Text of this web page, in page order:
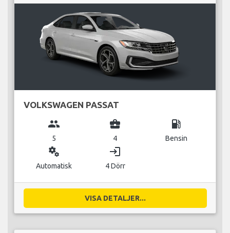
VOLKSWAGEN PASSAT
group
5
business_center
4
local_gas_station
Bensin
miscellaneous_services
Automatisk
login
4 Dörr
VISA DETALJER...